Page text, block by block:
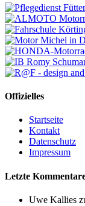
Offizielles
Startseite
Kontakt
Datenschutz
Impressum
Letzte
Uwe Kallies